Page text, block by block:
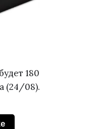
180
(24/08).